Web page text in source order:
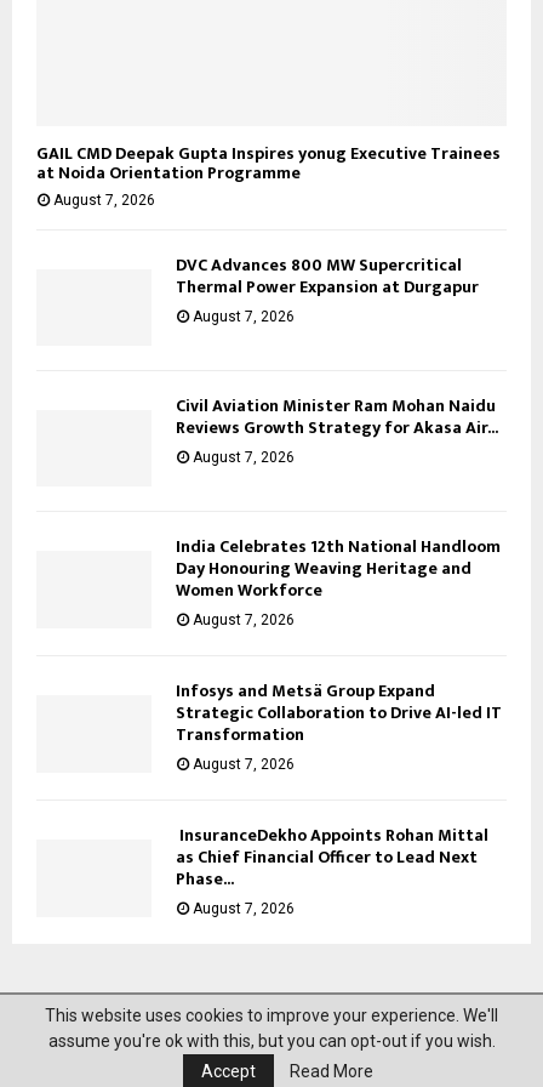
GAIL CMD Deepak Gupta Inspires yonug Executive Trainees
at Noida Orientation Programme
August 7, 2026
DVC Advances 800 MW Supercritical
Thermal Power Expansion at Durgapur
August 7, 2026
Civil Aviation Minister Ram Mohan Naidu
Reviews Growth Strategy for Akasa Air...
August 7, 2026
India Celebrates 12th National Handloom
Day Honouring Weaving Heritage and
Women Workforce
August 7, 2026
Infosys and Metsä Group Expand
Strategic Collaboration to Drive AI-led IT
Transformation
August 7, 2026
InsuranceDekho Appoints Rohan Mittal
as Chief Financial Officer to Lead Next
Phase...
August 7, 2026
@2023 News Mantra. All Right Reserved.
Privacy Policy Disclaimer
This website uses cookies to improve your experience. We'll
assume you're ok with this, but you can opt-out if you wish.
Accept
Read More